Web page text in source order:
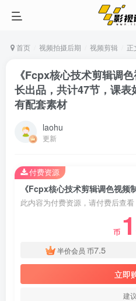
首页 视频拍摄后期 视频剪辑 正
《Fcpx核心技术剪辑调
长出品，共计47节，课表
有配套素材
laohu
更新
此内容为付费资源，请付费后查看
币
半价会员 币7.5
立即
建
付费资源